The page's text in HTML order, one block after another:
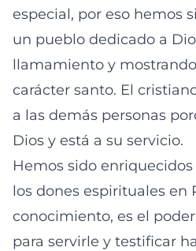
especial, por eso hemos
un pueblo dedicado a
llamamiento y
carácter santo. El
a las demás personas
Dios y está a su servicio.
Hemos sido
los dones espirituales en
conocimiento, es el
para servirle y testificar